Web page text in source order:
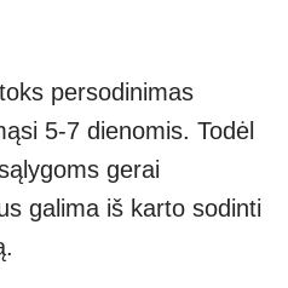
persodinimas
5-7 dienomis. Todėl
gerai
galima iš karto sodinti